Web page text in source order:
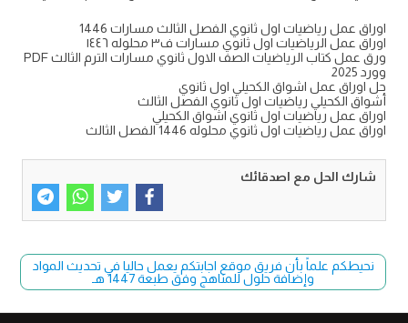
اوراق عمل رياضيات اول ثانوي الفصل الثالث مسارات 1446
اوراق عمل الرياضيات اول ثانوي مسارات ف٣ محلوله ١٤٤٦
ورق عمل كتاب الرياضيات الصف الاول ثانوي مسارات الترم الثالث PDF
وورد 2025
حل اوراق عمل اشواق الكحيلي اول ثانوي
أشواق الكحيلي رياضيات اول ثانوي الفصل الثالث
اوراق عمل رياضيات اول ثانوي اشواق الكحيلي
اوراق عمل رياضيات اول ثانوي محلوله 1446 الفصل الثالث
شارك الحل مع اصدقائك
نحيطكم علماً بأن فريق موقع اجابتكم يعمل حاليا في تحديث المواد
وإضافة حلول للمناهج وفق طبعة 1447 هـ